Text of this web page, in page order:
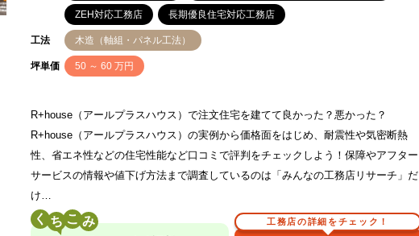
ZEH対応工務店 長期優良住宅対応工務店
工法 木造（軸組・パネル工法）
坪単価 50 ～ 60 万円
R+house（アールプラスハウス）で注文住宅を建てて良かった？悪かった？
R+house（アールプラスハウス）の実例から価格面をはじめ、耐震性や気密断熱
性、省エネ性などの住宅性能など口コミで評判をチェックしよう！保障やアフター
サービスの情報や値下げ方法まで調査しているのは「みんなの工務店リサーチ」だ
け…
く こ 工務店の詳細をチェック！